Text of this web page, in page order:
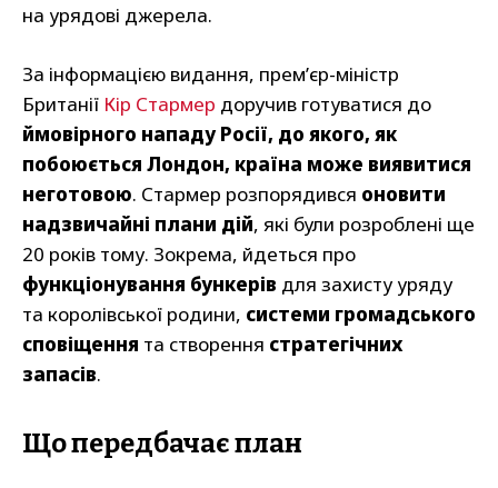
на урядові джерела.
За інформацією видання, прем’єр-міністр
Британії Кір Стармер доручив готуватися до
ймовірного нападу Росії, до якого, як
побоюється Лондон, країна може виявитися
неготовою. Стармер розпорядився оновити
надзвичайні плани дій, які були розроблені ще
20 років тому. Зокрема, йдеться про
функціонування бункерів для захисту уряду
та королівської родини, системи громадського
сповіщення та створення стратегічних
запасів.
Що передбачає план